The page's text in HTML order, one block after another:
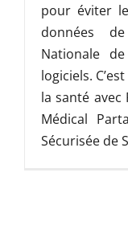
pour éviter
données
Nationale
logiciels.
la santé avec
Médical
Sécurisée de